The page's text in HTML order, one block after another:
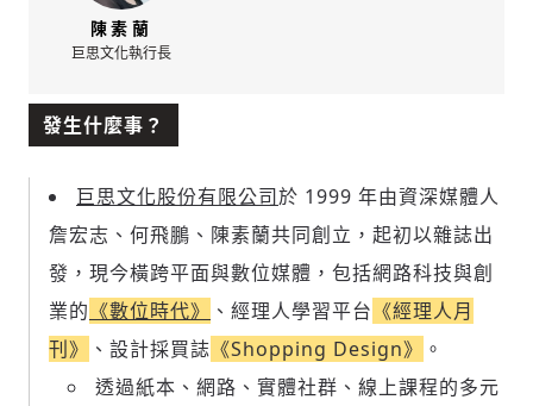
陳素蘭
巨思文化執行長
發生什麼事？
巨思文化股份有限公司於 1999 年由資深媒體人
詹宏志、何飛鵬、陳素蘭共同創立，起初以雜誌出
發，現今橫跨平面與數位媒體，包括網路科技與創
業的 《數位時代》 、 經理人學習平台 《經理人月
刊》
、 設計採買誌 《Shopping Design》
。
透過紙本、網路、實體社群、線上課程的多元